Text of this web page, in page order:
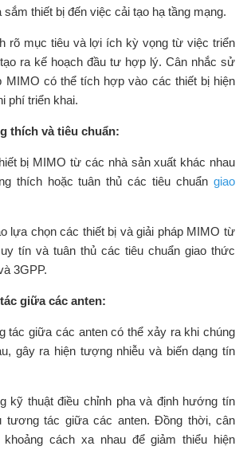
thiết bị đến việc cải tạo hạ tầng mạng.
rõ mục tiêu và lợi ích kỳ vọng từ việc triển
ra kế hoạch đầu tư hợp lý. Cân nhắc sử
MIMO có thể tích hợp vào các thiết bị hiện
phí triển khai.
thích và tiêu chuẩn:
bị MIMO từ các nhà sản xuất khác nhau
thích hoặc tuân thủ các tiêu chuẩn giao
lựa chọn các thiết bị và giải pháp MIMO từ
tín và tuân thủ các tiêu chuẩn giao thức
3GPP.
giữa các anten:
tác giữa các anten có thể xảy ra khi chúng
gây ra hiện tượng nhiễu và biến dạng tín
kỹ thuật điều chỉnh pha và định hướng tín
tương tác giữa các anten. Đồng thời, cân
cách xa nhau để giảm thiểu hiện